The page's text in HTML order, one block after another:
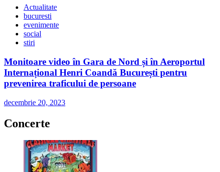
Actualitate
bucuresti
evenimente
social
stiri
Monitoare video în Gara de Nord și în Aeroportul
Internațional Henri Coandă București pentru
prevenirea traficului de persoane
decembrie 20, 2023
Concerte